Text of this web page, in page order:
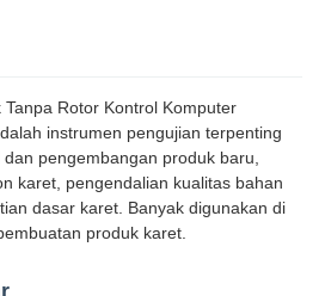
Rotor Kontrol Komputer
instrumen pengujian terpenting
pengembangan produk baru,
karet, pengendalian kualitas bahan
dasar karet. Banyak digunakan di
produk karet.